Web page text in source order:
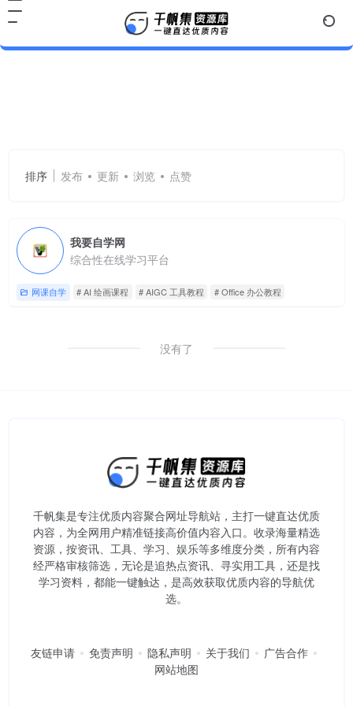
排序 发布 更新 浏览 点赞
我要自学网
综合性在线学习平台
网课自学 # AI 绘画课程 # AIGC 工具教程 # Office 办公教程
没有了
千帆集是专注优质内容聚合网址导航站，主打一键直达优质
内容，为全网用户精准链接高价值内容入口。​收录海量精选
资源，按资讯、工具、学习、娱乐等多维度分类，所有内容
经严格审核筛选，无论是追热点资讯、寻实用工具，还是找
学习资料，都能一键触达，是高效获取优质内容的导航优
选。
友链申请 免责声明 隐私声明 关于我们
广告合作
网站地图